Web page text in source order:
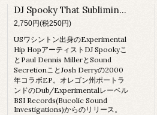
DJ Spooky That Subliminal Kid / Sound Secretion - Anodyne (Picture Disc)
2,750円(税250円)
USワシントン出身のExperimental
Hip HopアーティストDJ Spookyこ
とPaul Dennis MillerとSound
SecretionことJosh Derryの2000
年コラボEP。オレゴン州ポートラ
ンドのDub/Experimentalレーベル
BSI Records(Bucolic Sound
Investigations)からのリリース。